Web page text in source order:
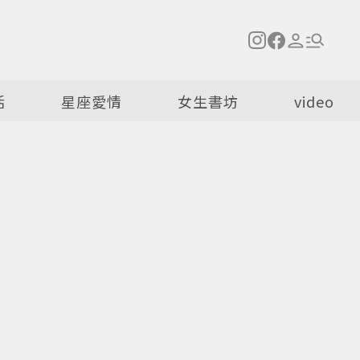
星座愛情 女生書坊 video